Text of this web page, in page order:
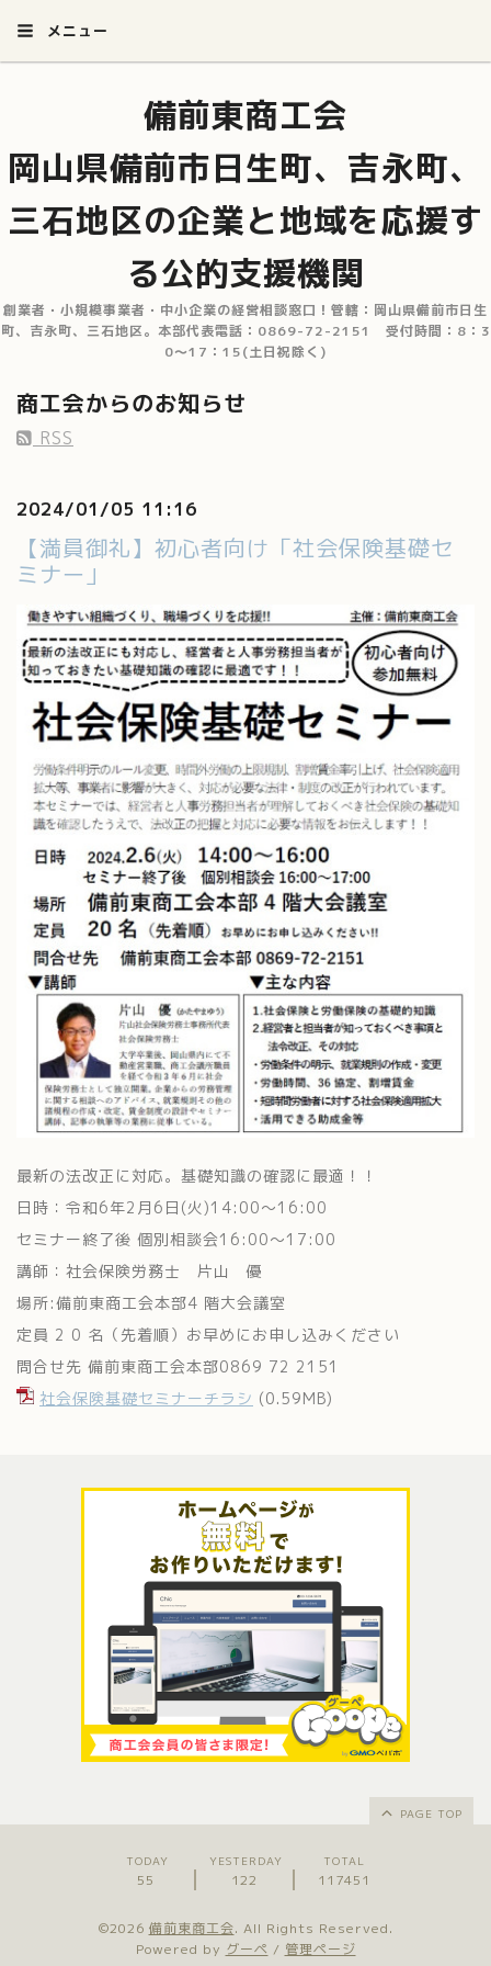
メニュー
備前東商工会
岡山県備前市日生町、吉永町、
三石地区の企業と地域を応援す
る公的支援機関
創業者・小規模事業者・中小企業の経営相談窓口！管轄：岡山県備前市日生
町、吉永町、三石地区。本部代表電話：0869-72-2151 受付時間：8：3
0～17：15(土日祝除く)
商工会からのお知らせ
RSS
2024/01/05 11:16
【満員御礼】初心者向け「社会保険基礎セ
ミナー」
最新の法改正に対応。基礎知識の確認に最適！！
日時：令和6年2月6日(火)14:00～16:00
セミナー終了後 個別相談会16:00～17:00
講師：社会保険労務士 片山 優
場所:備前東商工会本部4 階大会議室
定員 2 0 名（先着順）お早めにお申し込みください
問合せ先 備前東商工会本部0869 72 2151
社会保険基礎セミナーチラシ (0.59MB)
PAGE TOP
TODAY
55
YESTERDAY
122
TOTAL
117451
©2026 備前東商工会. All Rights Reserved.
Powered by グーペ / 管理ページ